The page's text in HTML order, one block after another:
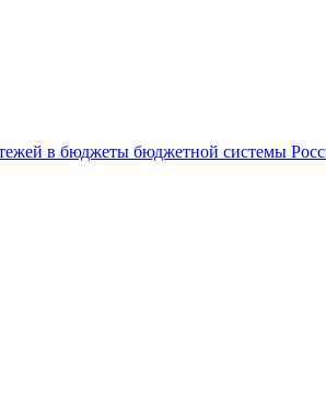
в бюджеты бюджетной системы